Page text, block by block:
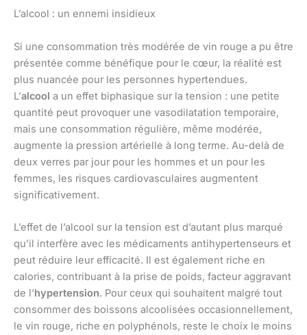
L’alcool : un ennemi insidieux
Si une consommation très modérée de vin rouge a pu être
présentée comme bénéfique pour le cœur, la réalité est
plus nuancée pour les personnes hypertendues.
L’alcool a un effet biphasique sur la tension : une petite
quantité peut provoquer une vasodilatation temporaire,
mais une consommation régulière, même modérée,
augmente la pression artérielle à long terme. Au-delà de
deux verres par jour pour les hommes et un pour les
femmes, les risques cardiovasculaires augmentent
significativement.
L’effet de l’alcool sur la tension est d’autant plus marqué
qu’il interfère avec les médicaments antihypertenseurs et
peut réduire leur efficacité. Il est également riche en
calories, contribuant à la prise de poids, facteur aggravant
de l’hypertension. Pour ceux qui souhaitent malgré tout
consommer des boissons alcoolisées occasionnellement,
le vin rouge, riche en polyphénols, reste le choix le moins